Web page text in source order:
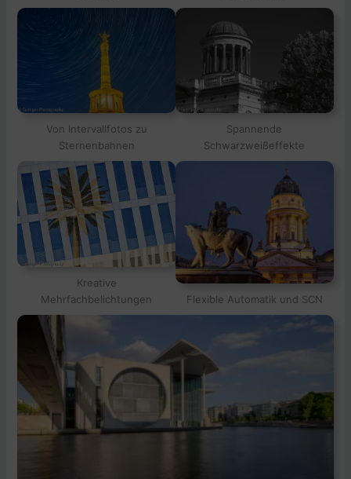
Von Intervallfotos zu
Sternenbahnen
Spannende
Schwarzweißeffekte
Kreative
Mehrfachbelichtungen
Flexible Automatik und SCN